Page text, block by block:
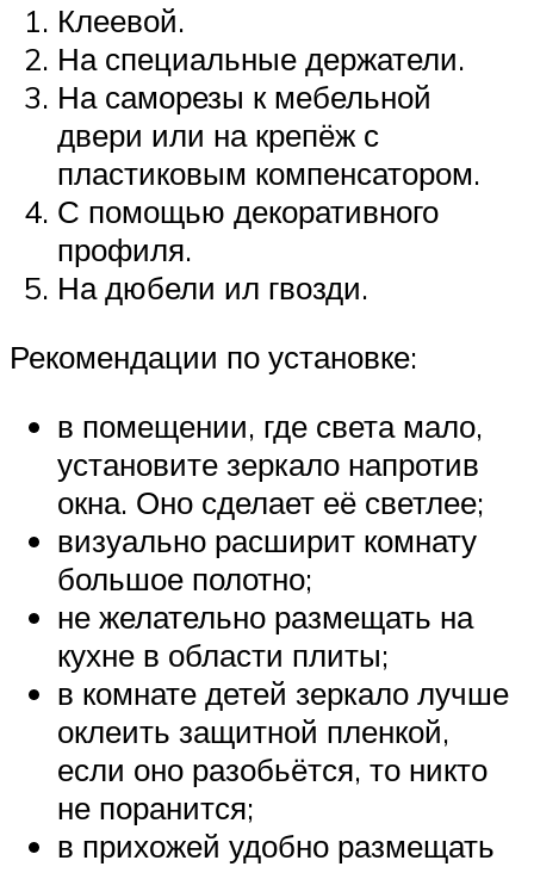
Клеевой.
На специальные держатели.
На саморезы к мебельной
двери или на крепёж с
пластиковым компенсатором.
С помощью декоративного
профиля.
На дюбели ил гвозди.
Рекомендации по установке:
в помещении, где света мало,
установите зеркало напротив
окна. Оно сделает её светлее;
визуально расширит комнату
большое полотно;
не желательно размещать на
кухне в области плиты;
в комнате детей зеркало лучше
оклеить защитной пленкой,
если оно разобьётся, то никто
не поранится;
в прихожей удобно размещать